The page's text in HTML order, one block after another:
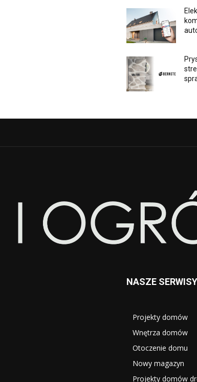
NASZE
Projekty domów
Wnętrza domów
Otoczenie domu
Nowy magazyn
Projekty domów